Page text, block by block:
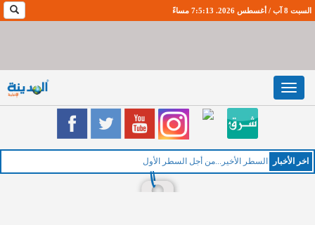
السبت 8 آب / أغسطس 2026. 7:5:14 مساءً
Toggle
navigation
اخر اﻷخبار